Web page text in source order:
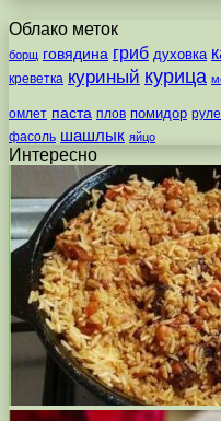
Облако меток
борщ говядина гриб духовка
креветка куриный курица
омлет паста плов помидор
фасоль шашлык яйцо
Интересно